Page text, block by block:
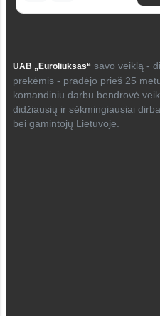
UAB „Euroliuksas“ savo veiklą -
prekėmis - pradėjo prieš 25
komandiniu darbu bendrovė
didžiausių ir sėkmingiausiai
bei gamintojų Lietuvoje.